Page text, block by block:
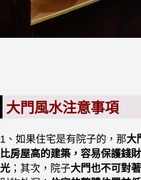
大門風水注意事項
1、如果住宅是有院子的，那大
比房屋高的建築，容易保護錢
光 ；其次，院子大門也不可對